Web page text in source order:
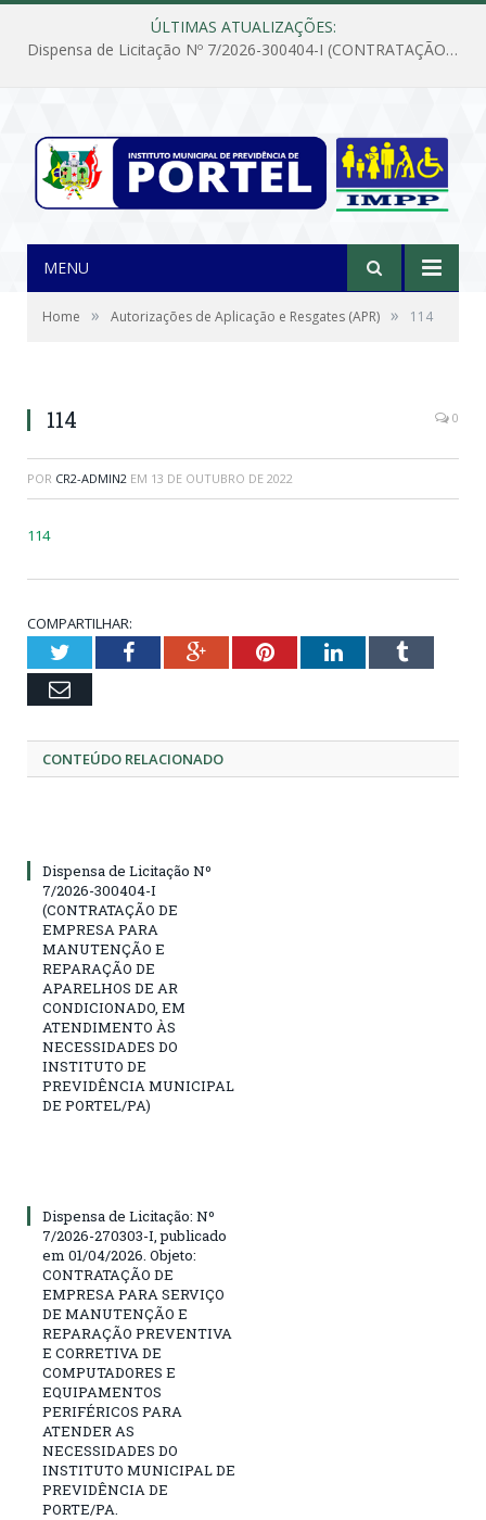
ÚLTIMAS ATUALIZAÇÕES:
Dispensa de Licitação Nº 7/2026-300404-I (CONTRATAÇÃO DE EMPRESA PARA MANUTENÇÃO E REPARAÇÃO DE APARELHOS DE AR CONDICIONADO, EM ATENDIMENTO ÀS NECESSIDADES DO INSTITUTO DE PREVIDÊNCIA MUNICIPAL DE PORTEL/PA)
MENU
Home » Autorizações de Aplicação e Resgates (APR) » 114
114 0
POR CR2-ADMIN2 EM 13 DE OUTUBRO DE 2022
114
COMPARTILHAR:
TwitterFacebookGoogle+PinterestLinkedInTumblr
Email
CONTEÚDO RELACIONADO
Dispensa de Licitação Nº
7/2026-300404-I
(CONTRATAÇÃO DE
EMPRESA PARA
MANUTENÇÃO E
REPARAÇÃO DE
APARELHOS DE AR
CONDICIONADO, EM
ATENDIMENTO ÀS
NECESSIDADES DO
INSTITUTO DE
PREVIDÊNCIA MUNICIPAL
DE PORTEL/PA)
Dispensa de Licitação: Nº
7/2026-270303-I, publicado
em 01/04/2026. Objeto:
CONTRATAÇÃO DE
EMPRESA PARA SERVIÇO
DE MANUTENÇÃO E
REPARAÇÃO PREVENTIVA
E CORRETIVA DE
COMPUTADORES E
EQUIPAMENTOS
PERIFÉRICOS PARA
ATENDER AS
NECESSIDADES DO
INSTITUTO MUNICIPAL DE
PREVIDÊNCIA DE
PORTE/PA.